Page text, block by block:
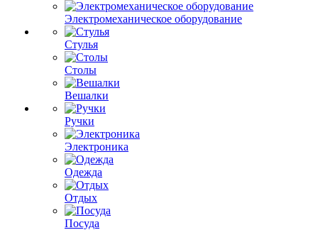
Электромеханическое оборудование
Стулья
Столы
Вешалки
Ручки
Электроника
Одежда
Отдых
Посуда